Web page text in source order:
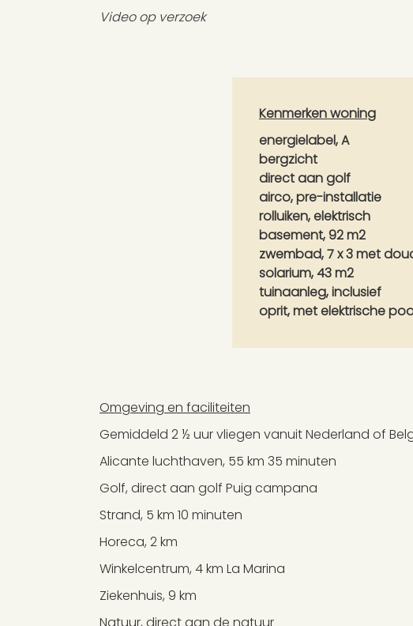
Video op verzoek
Kenmerken woning
energielabel, A
bergzicht
direct aan golf
airco, pre-installatie
rolluiken, elektrisch
basement, 92 m2
zwembad, 7 x 3 met
solarium, 43 m2
tuinaanleg, inclusief
oprit, met elektrische
Omgeving en faciliteiten
Gemiddeld 2 ½ uur vliegen vanuit Nederland of
Alicante luchthaven, 55 km 35 minuten
Golf, direct aan golf Puig campana
Strand, 5 km 10 minuten
Horeca, 2 km
Winkelcentrum, 4 km La Marina
Ziekenhuis, 9 km